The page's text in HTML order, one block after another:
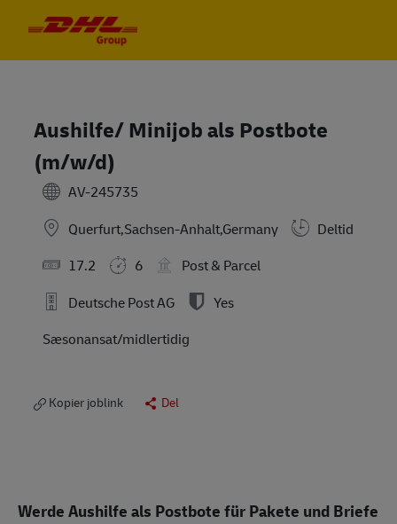
Aushilfe/ Minijob als Postbote
(m/w/d)
AV-245735
Querfurt,Sachsen-Anhalt,Germany
Deltid
17.2
6
Post & Parcel
Deutsche Post AG
Yes
Sæsonansat/midlertidig
Kopier joblink Del
Werde Aushilfe als Postbote für Pakete und Briefe